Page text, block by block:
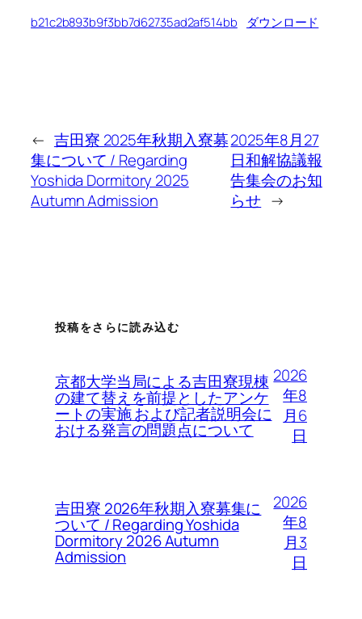
b21c2b893b9f3bb7d62735ad2af514bb ダウンロード
← 吉田寮 2025年秋期入寮募
集について / Regarding
Yoshida Dormitory 2025
Autumn Admission
2025年8月27
日和解協議報
告集会のお知
らせ →
投稿をさらに読み込む
京都大学当局による吉田寮現棟
の建て替えを前提としたアンケ
ートの実施 および記者説明会に
おける発言の問題点について
2026
年8
月6
日
吉田寮 2026年秋期入寮募集に
ついて / Regarding Yoshida
Dormitory 2026 Autumn
Admission
2026
年8
月3
日